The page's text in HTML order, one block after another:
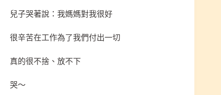
兒子哭著說：我媽媽對我很好
很辛苦在工作為了我們付出一切
真的很不捨、放不下
哭～